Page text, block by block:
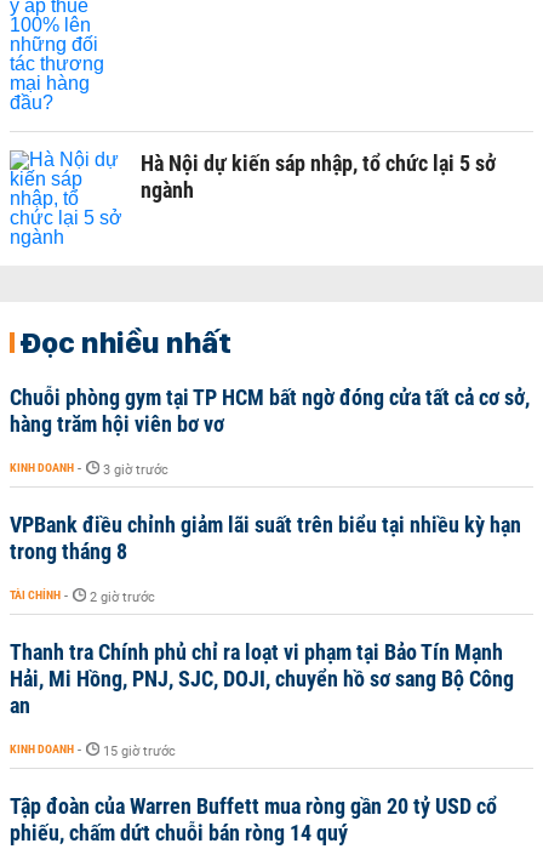
Hà Nội dự kiến sáp nhập, tổ chức lại 5 sở
ngành
Đọc nhiều nhất
Chuỗi phòng gym tại TP HCM bất ngờ đóng cửa tất cả cơ sở,
hàng trăm hội viên bơ vơ
KINH DOANH - 3 giờ trước
VPBank điều chỉnh giảm lãi suất trên biểu tại nhiều kỳ hạn
trong tháng 8
TÀI CHÍNH - 2 giờ trước
Thanh tra Chính phủ chỉ ra loạt vi phạm tại Bảo Tín Mạnh
Hải, Mi Hồng, PNJ, SJC, DOJI, chuyển hồ sơ sang Bộ Công
an
KINH DOANH - 15 giờ trước
Tập đoàn của Warren Buffett mua ròng gần 20 tỷ USD cổ
phiếu, chấm dứt chuỗi bán ròng 14 quý